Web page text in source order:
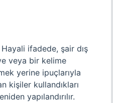
ifadede, şair dış
veya bir kelime
yerine ipuçlarıyla
kişiler kullandıkları
yapılandırılır.